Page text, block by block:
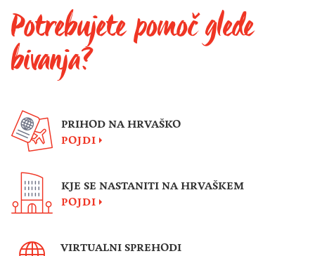
Potrebujete pomoč glede
bivanja?
PRIHOD NA HRVAŠKO
POJDI
KJE SE NASTANITI NA HRVAŠKEM
POJDI
VIRTUALNI SPREHODI